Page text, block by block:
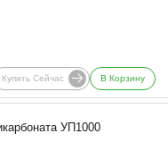
Купить Сейчас В Корзину
УП1000